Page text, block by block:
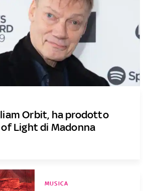
Orbit, ha prodotto
Light di Madonna
MUSICA